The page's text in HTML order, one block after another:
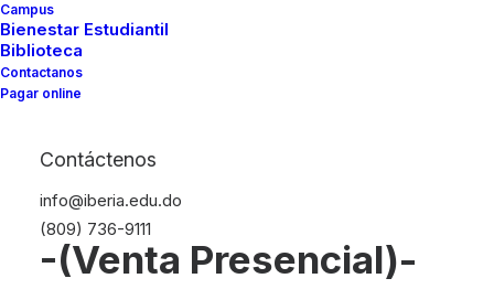
Campus
Bienestar Estudiantil
Biblioteca
Contactanos
Pagar online
Contáctenos
info@iberia.edu.do
(809) 736-9111
Bridges 2023 B Part 1 -(Venta Presencial)- 4799
Bridges 2023 B Part 1
-(Venta Presencial)-